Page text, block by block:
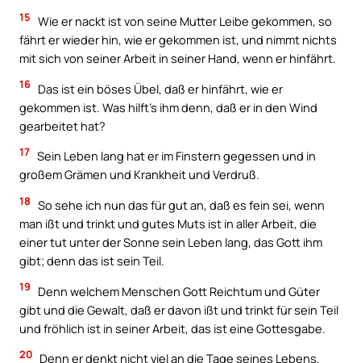
15 Wie er nackt ist von seine Mutter Leibe gekommen, so
fährt er wieder hin, wie er gekommen ist, und nimmt nichts
mit sich von seiner Arbeit in seiner Hand, wenn er hinfährt.
16 Das ist ein böses Übel, daß er hinfährt, wie er
gekommen ist. Was hilft’s ihm denn, daß er in den Wind
gearbeitet hat?
17 Sein Leben lang hat er im Finstern gegessen und in
großem Grämen und Krankheit und Verdruß.
18 So sehe ich nun das für gut an, daß es fein sei, wenn
man ißt und trinkt und gutes Muts ist in aller Arbeit, die
einer tut unter der Sonne sein Leben lang, das Gott ihm
gibt; denn das ist sein Teil.
19
Denn welchem Menschen Gott Reichtum und Güter
gibt und die Gewalt, daß er davon ißt und trinkt für sein Teil
und fröhlich ist in seiner Arbeit, das ist eine Gottesgabe.
20 Denn er denkt nicht viel an die Tage seines Lebens,